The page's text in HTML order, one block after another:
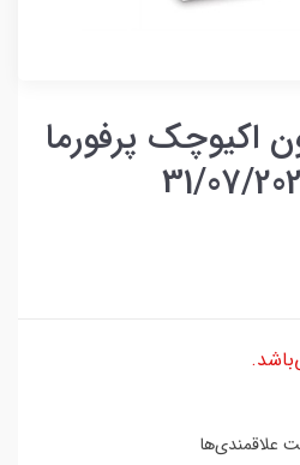
اکیوچک پرفورما